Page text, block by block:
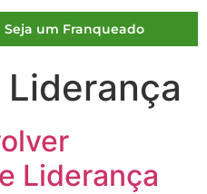
Seja um Franqueado
Liderança
Liderança